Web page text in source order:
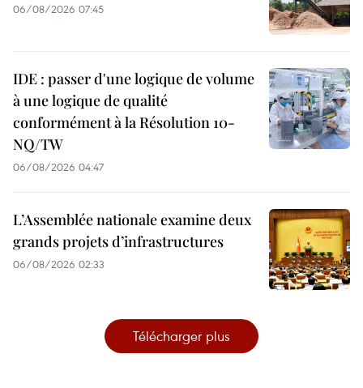
06/08/2026 07:45
IDE : passer d'une logique de volume
à une logique de qualité
conformément à la Résolution 10-
NQ/TW
06/08/2026 04:47
L’Assemblée nationale examine deux
grands projets d’infrastructures
06/08/2026 02:33
Télécharger plus